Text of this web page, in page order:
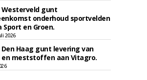
Westerveld gunt
onderhoud sportvelden
Sport en Groen.
2026
Haag gunt levering van
en meststoffen aan Vitagro.